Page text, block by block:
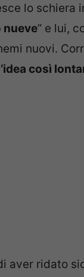
lo schiera
nueve” e lui,
nuovi.
così
aver ridato